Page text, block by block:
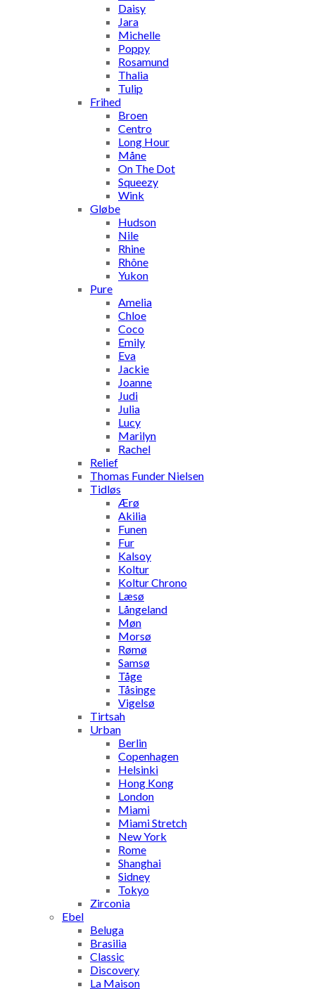
Daisy
Jara
Michelle
Poppy
Rosamund
Thalia
Tulip
Frihed
Broen
Centro
Long Hour
Måne
On The Dot
Squeezy
Wink
Gløbe
Hudson
Nile
Rhine
Rhône
Yukon
Pure
Amelia
Chloe
Coco
Emily
Eva
Jackie
Joanne
Judi
Julia
Lucy
Marilyn
Rachel
Relief
Thomas Funder Nielsen
Tidløs
Ærø
Akilia
Funen
Fur
Kalsoy
Koltur
Koltur Chrono
Læsø
Långeland
Møn
Morsø
Rømø
Samsø
Tåge
Tåsinge
Vigelsø
Tirtsah
Urban
Berlin
Copenhagen
Helsinki
Hong Kong
London
Miami
Miami Stretch
New York
Rome
Shanghai
Sidney
Tokyo
Zirconia
Ebel
Beluga
Brasilia
Classic
Discovery
La Maison